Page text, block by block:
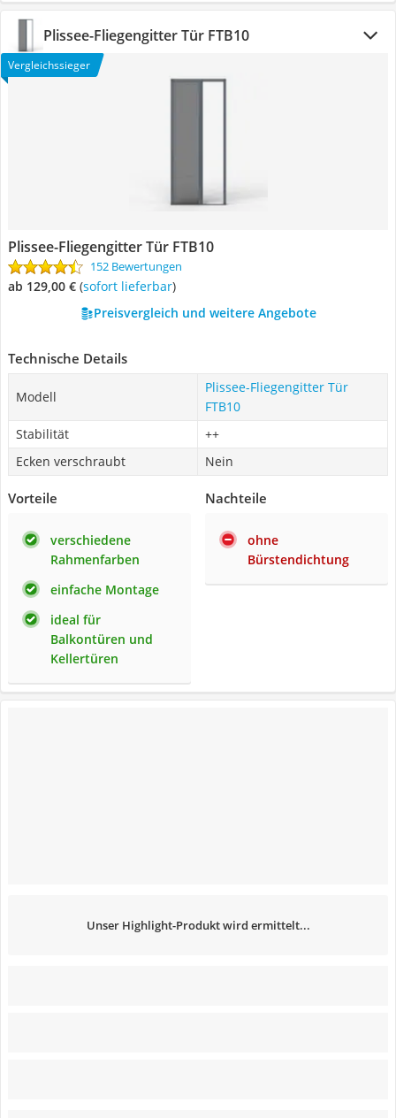
Plissee-Fliegengitter Tür FTB10
Vergleichssieger
Plissee-Fliegengitter Tür FTB10
152 Bewertungen
ab 129,00 € ( Sofort lieferbar)
Preisvergleich und weitere Angebote
Technische Details
Modell
Plissee-Fliegengitter Tür
FTB10
Stabilität
++
Ecken verschraubt
Nein
Vorteile
verschiedene
Rahmenfarben
einfache Montage
ideal für
Balkontüren und
Kellertüren
Nachteile
ohne
Bürstendichtung
Unser Highlight-Produkt wird ermittelt...